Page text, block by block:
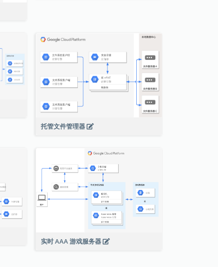
托管文件管理器
实时 AAA 游戏服务器